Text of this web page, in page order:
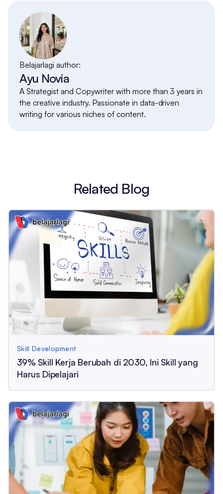
Belajarlagi author:
Ayu Novia
A Strategist and Copywriter with more than 3 years in
the creative industry. Passionate in data-driven
writing for various niches of content.
Related Blog
Skill Development
39% Skill Kerja Berubah di 2030, Ini Skill yang
Harus Dipelajari